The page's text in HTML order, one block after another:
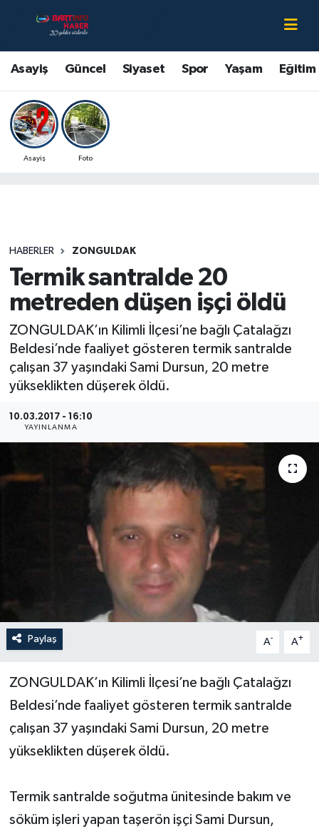
Asayiş Güncel Siyaset Spor Yaşam Eğitim
Asayiş Foto
HABERLER ZONGULDAK
Termik santralde 20
metreden düşen işçi öldü
ZONGULDAK’ın Kilimli İlçesi’ne bağlı Çatalağzı
Beldesi’nde faaliyet gösteren termik santralde
çalışan 37 yaşındaki Sami Dursun, 20 metre
yükseklikten düşerek öldü.
10.03.2017 - 16:10
YAYINLANMA
Paylaş A- A+
ZONGULDAK’ın Kilimli İlçesi’ne bağlı Çatalağzı
Beldesi’nde faaliyet gösteren termik santralde
çalışan 37 yaşındaki Sami Dursun, 20 metre
yükseklikten düşerek öldü.
Termik santralde soğutma ünitesinde bakım ve
söküm işleri yapan taşerön işçi Sami Dursun,
Asayiş
Bartın Hakkında
Çevre
Eğitim
Kültür-Sanat
Magazin
Medya
Sağlık
Sinema
Yaşam
DÜNYA
YEREL
Bartın Nöbetçi Eczaneler
Bartın Hava Durumu
Bartin Namaz Vakitleri
Bartın Trafik Yoğunluk Haritası
Son Dakika Haberleri
Haber Arşivi